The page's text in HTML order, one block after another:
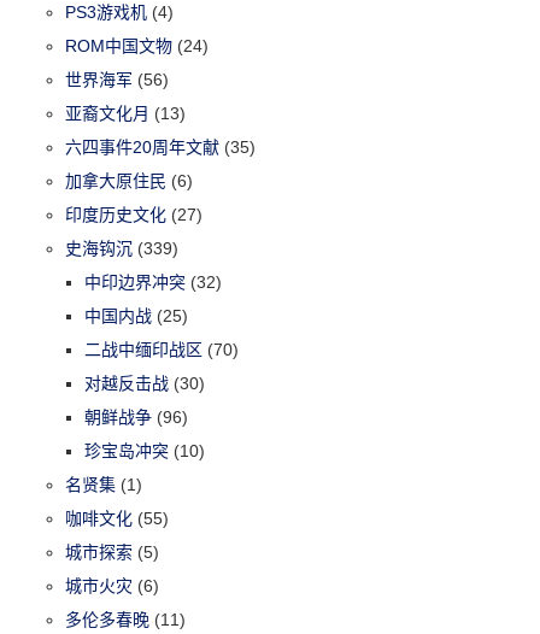
PS3游戏机 (4)
ROM中国文物 (24)
世界海军 (56)
亚裔文化月 (13)
六四事件20周年文献 (35)
加拿大原住民 (6)
印度历史文化 (27)
史海钩沉 (339)
中印边界冲突 (32)
中国内战 (25)
二战中缅印战区 (70)
对越反击战 (30)
朝鲜战争 (96)
珍宝岛冲突 (10)
名贤集 (1)
咖啡文化 (55)
城市探索 (5)
城市火灾 (6)
多伦多春晚 (11)